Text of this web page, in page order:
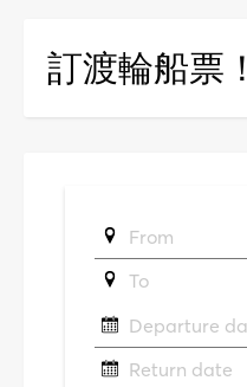
訂渡輪船票！